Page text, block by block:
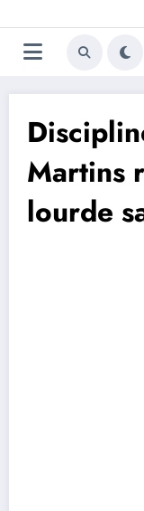
au
contenu
Martins
lourde